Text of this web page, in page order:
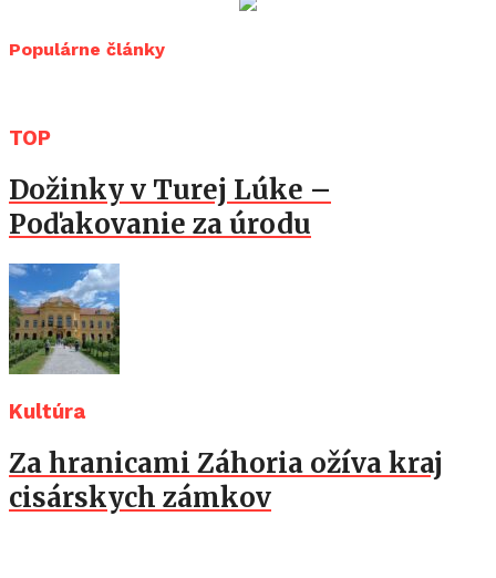
Populárne články
TOP
Dožinky v Turej Lúke –
Poďakovanie za úrodu
Kultúra
Za hranicami Záhoria ožíva kraj
cisárskych zámkov